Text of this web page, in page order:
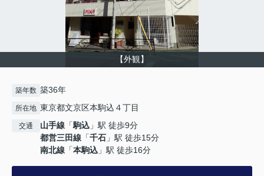
【外観】
築年数 築36年
所在地 東京都文京区本駒込４丁目
交通 山手線 「駒込 」駅 徒歩9分
都営三田線 「千石 」駅 徒歩15分
南北線 「本駒込 」駅 徒歩16分